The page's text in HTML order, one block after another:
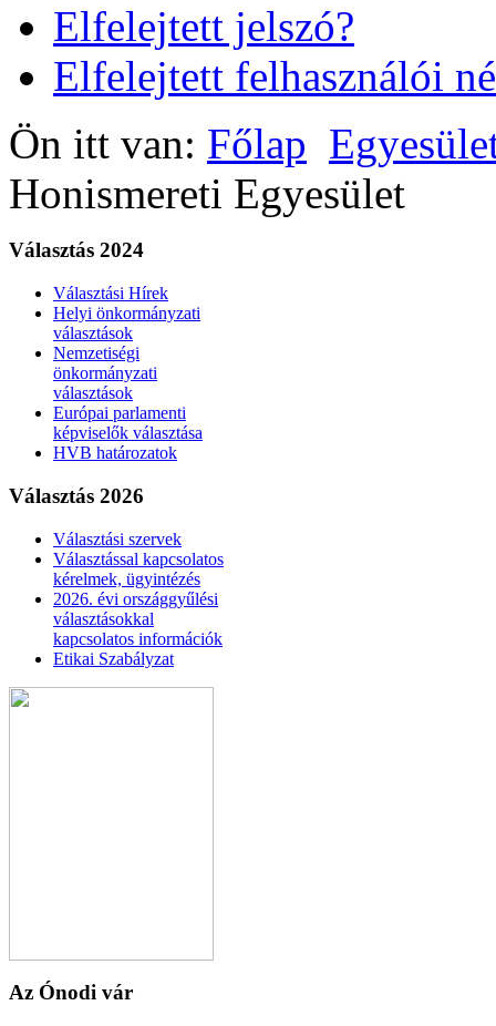
Elfelejtett jelszó?
Elfelejtett felhasználói
Ön itt van: Főlap
Honismereti Egyesület
Választás 2024
Választási Hírek
Helyi önkormányzati
választások
Nemzetiségi
önkormányzati
választások
Európai parlamenti
képviselők választása
HVB határozatok
Választás 2026
Választási szervek
Választással kapcsolatos
kérelmek, ügyintézés
2026. évi országgyűlési
választásokkal
kapcsolatos információk
Etikai Szabályzat
Az Ónodi vár